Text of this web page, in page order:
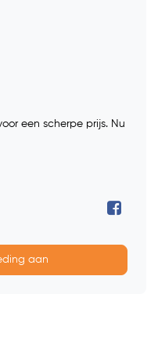
een scherpe prijs. Nu
aan